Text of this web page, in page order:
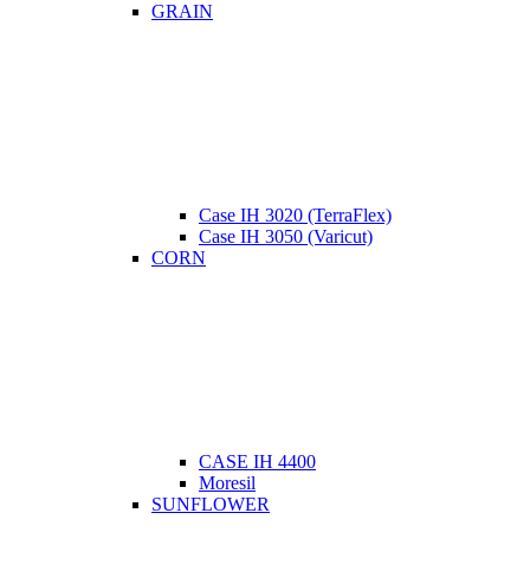
GRAIN
Case IH 3020 (TerraFlex)
Case IH 3050 (Varicut)
CORN
CASE IH 4400
Moresil
SUNFLOWER